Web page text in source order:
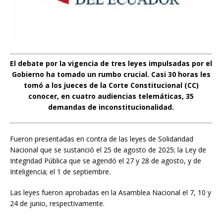
El debate por la vigencia de tres leyes impulsadas por el
Gobierno ha tomado un rumbo crucial. Casi 30 horas les
tomó a los jueces de la Corte Constitucional (CC)
conocer, en cuatro audiencias telemáticas, 35
demandas de inconstitucionalidad.
Fueron presentadas en contra de las leyes de Solidaridad
Nacional que se sustanció el 25 de agosto de 2025; la Ley de
Integridad Pública que se agendó el 27 y 28 de agosto, y de
Inteligencia; el 1 de septiembre.
Las leyes fueron aprobadas en la Asamblea Nacional el 7, 10 y
24 de junio, respectivamente.